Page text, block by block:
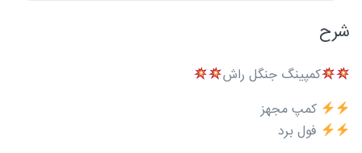
شرح
کمپینگ جنگل راش
کمپ مجهز
فول برد